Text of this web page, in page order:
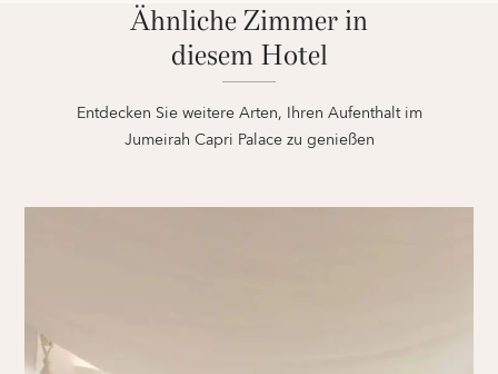
Ähnliche Zimmer in
diesem Hotel
Entdecken Sie weitere Arten, Ihren Aufenthalt im
Jumeirah Capri Palace zu genießen